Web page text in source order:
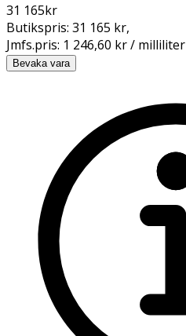
31 165kr
Butikspris: 31 165 kr,
Jmfs.pris: 1 246,60 kr / milliliter
Bevaka vara